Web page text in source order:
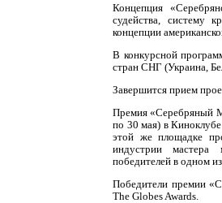
Концепция
судейства, систему
концепции
В конкурсной
стран СНГ (Украина,
Завершится прием
Премия «Серебряный
по 30 мая) в
этой же площадке
индустрии мастера
победителей в одном
Победители премии
The Globes Awards.